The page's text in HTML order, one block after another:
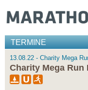
TERMINE
13.08.22 - Charity Mega
Charity Mega Run